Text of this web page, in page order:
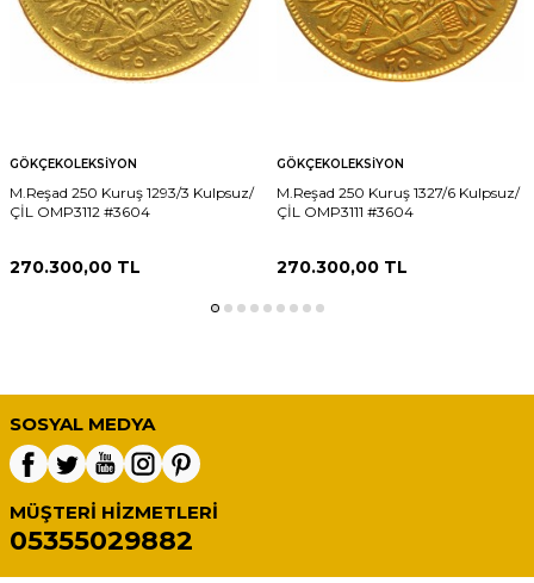
GÖKÇEKOLEKSIYON
M.Reşad 250 Kuruş 1293/3 Kulpsuz/
ÇİL OMP3112 #3604
270.300,00 TL
GÖKÇEKOLEKSIYON
M.Reşad 250 Kuruş 1327/6 Kulpsuz/
ÇİL OMP3111 #3604
270.300,00TL
SOSYAL MEDYA
MÜŞTERI HIZMETLERI
05355029882